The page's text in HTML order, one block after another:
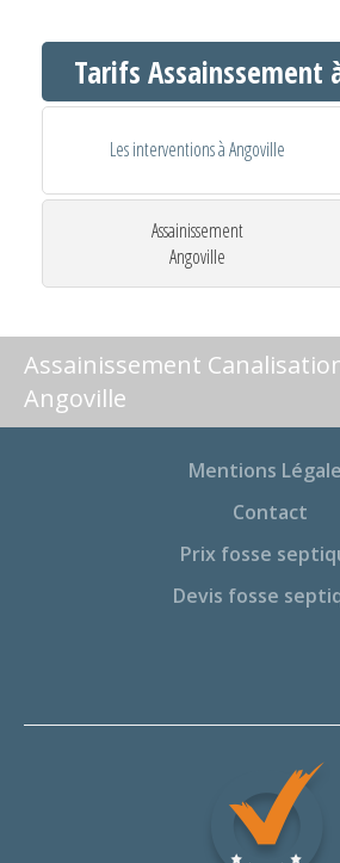
Tarifs Assainssement
Les interventions à Angoville
Assainissement
Angoville
Assainissement
Angoville
Mentions
Contact
Prix fosse
Devis fosse